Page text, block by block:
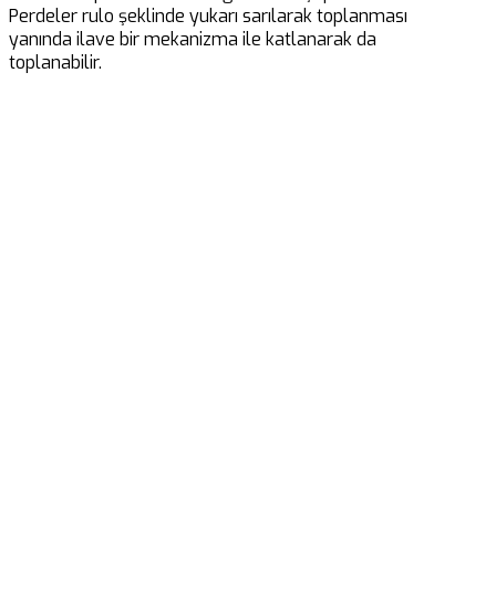
Perdeler rulo şeklinde yukarı sarılarak toplanması
yanında ilave bir mekanizma ile katlanarak da
toplanabilir.